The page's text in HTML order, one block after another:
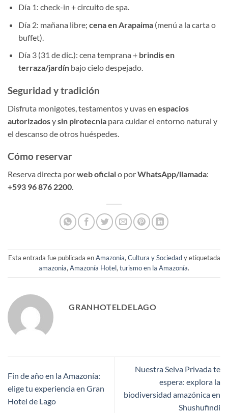
Día 1: check-in + circuito de spa.
Día 2: mañana libre; cena en Arapaima(menú a la carta o
buffet).
Día 3 (31 de dic.): cena temprana + brindis en
terraza/jardínbajo cielo despejado.
Seguridad y tradición
Disfruta monigotes, testamentos y uvas en espacios
autorizadosysin pirotecnia para cuidar el entorno natural y
el descanso de otros huéspedes.
Cómo reservar
Reserva directa porweb oficialo porWhatsApp/llamada:
+593 96 876 2200.
Esta entrada fue publicada enAmazonia,Cultura y Sociedady etiquetada
amazonia,Amazonía Hotel,turismo en la Amazonía.
GRANHOTELDELAGO
Fin de año en la Amazonía:
elige tu experiencia en Gran
Hotel de Lago
Nuestra Selva Privada te
espera: explora la
biodiversidad amazónica en
Shushufindi